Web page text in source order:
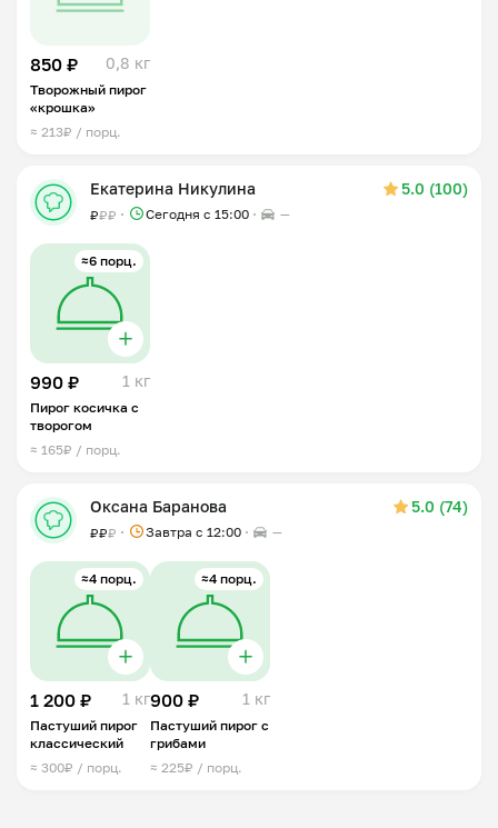
850 ₽ 0,8 кг
Творожный пирог
«крошка»
≈ 213₽ / порц.
Екатерина Никулина 5.0 (100)
₽₽₽ Сегодня с 15:00 —
≈6 порц.
990 ₽ 1 кг
Пирог косичка с
творогом
≈ 165₽ / порц.
Оксана Баранова 5.0 (74)
₽₽₽ Завтра c 12:00 —
≈4 порц.
1 200 ₽ 1 кг
Пастуший пирог
классический
≈ 300₽ / порц.
≈4 порц.
900 ₽ 1 кг
Пастуший пирог с
грибами
≈ 225₽ / порц.